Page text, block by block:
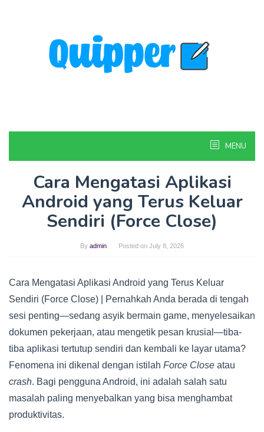
MENU
Cara Mengatasi Aplikasi
Android yang Terus Keluar
Sendiri (Force Close)
By admin Posted on July 8, 2026
Cara Mengatasi Aplikasi Android yang Terus Keluar
Sendiri (Force Close) | Pernahkah Anda berada di tengah
sesi penting—sedang asyik bermain game, menyelesaikan
dokumen pekerjaan, atau mengetik pesan krusial—tiba-
tiba aplikasi tertutup sendiri dan kembali ke layar utama?
Fenomena ini dikenal dengan istilah Force Close atau
crash. Bagi pengguna Android, ini adalah salah satu
masalah paling menyebalkan yang bisa menghambat
produktivitas.